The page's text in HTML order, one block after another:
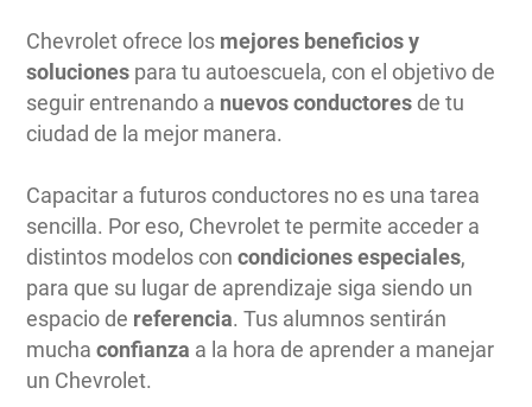
Chevrolet ofrece los mejores beneficios y
soluciones para tu autoescuela, con el objetivo de
seguir entrenando a nuevos conductores de tu
ciudad de la mejor manera.
Capacitar a futuros conductores no es una tarea
sencilla. Por eso, Chevrolet te permite acceder a
distintos modelos concondiciones especiales,
para que su lugar de aprendizaje siga siendo un
espacio de referencia. Tus alumnos sentirán
muchaconfianza a la hora de aprender a manejar
un Chevrolet.